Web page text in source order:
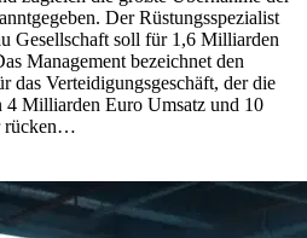
Der Rüstungsspezialist
Gesellschaft soll für 1,6 Milliarden
Management bezeichnet den
das Verteidigungsgeschäft, der die
4 Milliarden Euro Umsatz und 10
rücken…